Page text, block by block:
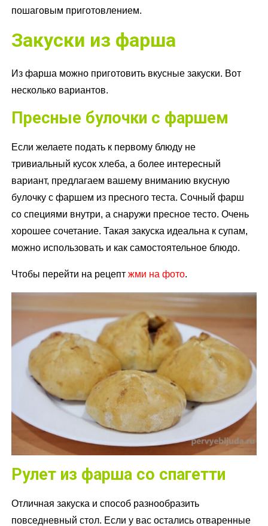
пошаговым приготовлением.
Закуски из фарша
Из фарша можно приготовить вкусные закуски. Вот
несколько вариантов.
Пресные булочки с фаршем
Если желаете подать к первому блюду не
тривиальный кусок хлеба, а более интересный
вариант, предлагаем вашему вниманию вкусную
булочку с фаршем из пресного теста. Сочный фарш
со специями внутри, а снаружи пресное тесто. Очень
хорошее сочетание. Такая закуска идеальна к супам,
можно использовать и как самостоятельное блюдо.
Чтобы перейти на рецептжми на фото.
Рулет из фарша со спагетти
Отличная закуска и способ разнообразить
повседневный стол. Если у вас остались отваренные